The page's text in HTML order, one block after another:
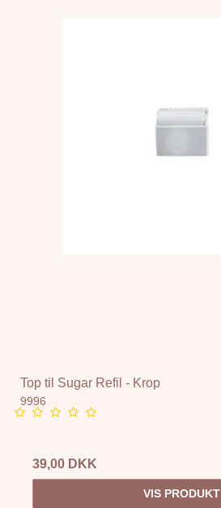
Top til Sugar Refil - Krop
9996
39,00 DKK
VIS PRODUKT